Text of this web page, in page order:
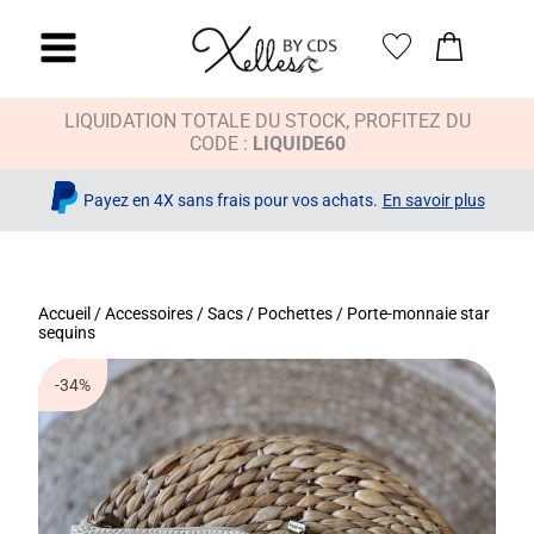
LIQUIDATION TOTALE DU STOCK, PROFITEZ DU
CODE : LIQUIDE60
Payez en 4X sans frais pour vos achats. En savoir plus
Accueil /Accessoires /Sacs / Pochettes / Porte-monnaie star
sequins
-34%